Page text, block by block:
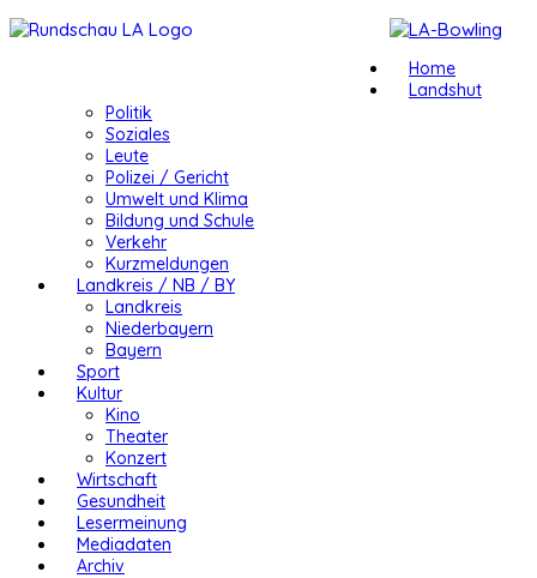
Home
Landshut
Politik
Soziales
Leute
Polizei / Gericht
Umwelt und Klima
Bildung und Schule
Verkehr
Kurzmeldungen
Landkreis / NB / BY
Landkreis
Niederbayern
Bayern
Sport
Kultur
Kino
Theater
Konzert
Wirtschaft
Gesundheit
Lesermeinung
Mediadaten
Archiv